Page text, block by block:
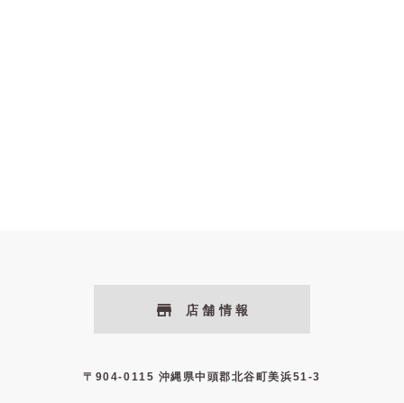
店舗情報
〒904-0115 沖縄県中頭郡北谷町美浜51-3